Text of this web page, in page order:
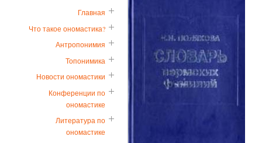
Главная
Что такое ономастика?
Антропонимия
Топонимика
Новости ономастики
Конференции по
ономастике
Литература по
ономастике